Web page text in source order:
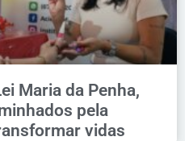
Maria da Penha,
pela
vidas